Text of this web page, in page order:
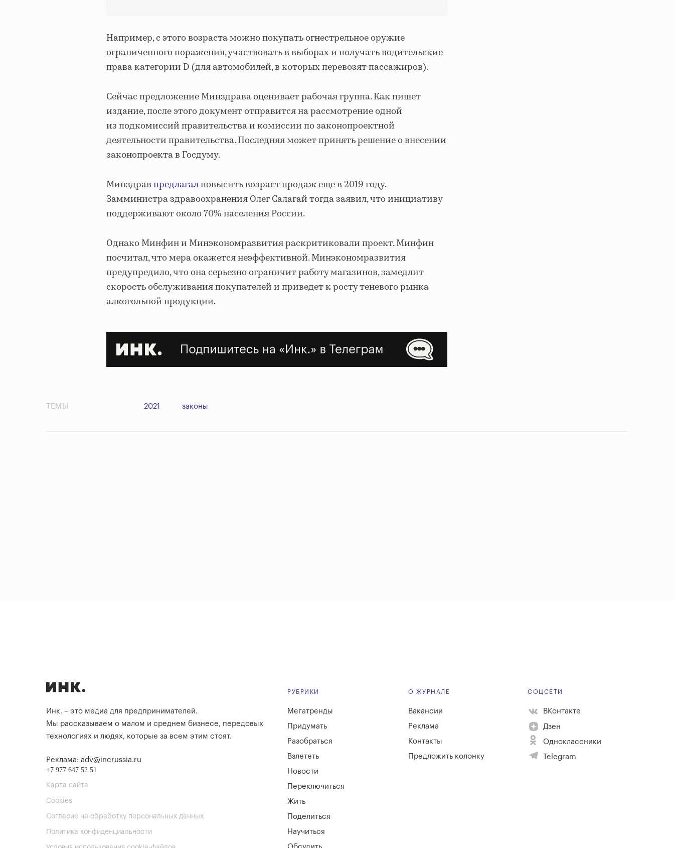
Например, с этого возраста можно покупать огнестрельное оружие
ограниченного поражения, участвовать в выборах и получать водительские
права категории D (для автомобилей, в которых перевозят пассажиров).
Сейчас предложение Минздрава оценивает рабочая группа. Как пишет
издание, после этого документ отправится на рассмотрение одной
из подкомиссий правительства и комиссии по законопроектной
деятельности правительства. Последняя может принять решение о внесении
законопроекта в Госдуму.
Минздравпредлагалповысить возраст продаж еще в 2019 году.
Замминистра здравоохранения Олег Салагай тогда заявил, что инициативу
поддерживают около 70% населения России.
Однако Минфин и Минэкономразвития раскритиковали проект. Минфин
посчитал, что мера окажется неэффективной. Минэкономразвития
предупредило, что она серьезно ограничит работу магазинов, замедлит
скорость обслуживания покупателей и приведет к росту теневого рынка
алкогольной продукции.
ТЕМЫ 2021 законы
Инк. – это медиа для предпринимателей.
Мы рассказываем о малом и среднем бизнесе, передовых
технологиях и людях, которые за всем этим стоят.
Реклама: adv@incrussia.ru
+7 977 647 52 51
Карта сайта
Cookies
Согласие на обработку персональных данных
Политика конфиденциальности
РУБРИКИ
Мегатренды
Придумать
Разобраться
Взлететь
Новости
Переключиться
Жить
Поделиться
Научиться
О ЖУРНАЛЕ
Вакансии
Реклама
Контакты
Предложить колонку
СОЦСЕТИ
ВКонтакте
Дзен
Одноклассники
Telegram